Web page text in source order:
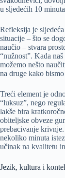
u sljedećih 10
Refleksija je
situacije – što se
naučio – stvara
“nužnost”. Kada
možemo nešto
na druge kako
Treći element je
“luksuz”, nego
lakše bira
obiteljske obveze
prebacivanje krivnje.
nekoliko minuta
učinak na kvalitetu
Jezik, kultura i